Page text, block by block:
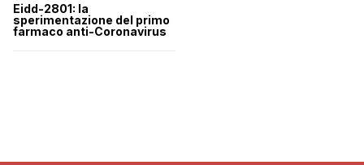
Eidd-2801: la
sperimentazione del primo
farmaco anti-Coronavirus